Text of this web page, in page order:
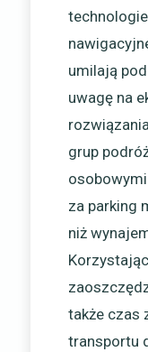
umilają
uwagę na
grup
za parking
niż
także czas
transportu